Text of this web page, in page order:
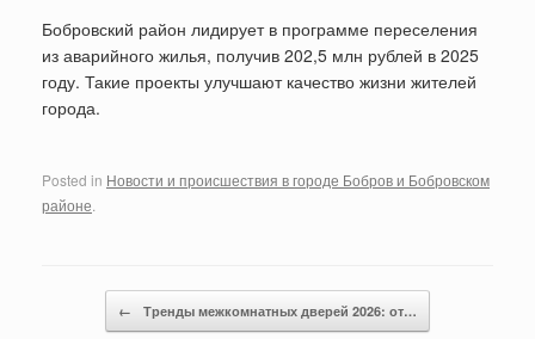
Бобровский район лидирует в программе переселения
из аварийного жилья, получив 202,5 млн рублей в 2025
году. Такие проекты улучшают качество жизни жителей
города.
Posted in Новости и происшествия в городе Бобров и Бобровском
районе
Post navigation
← Тренды межкомнатных дверей 2026: от…